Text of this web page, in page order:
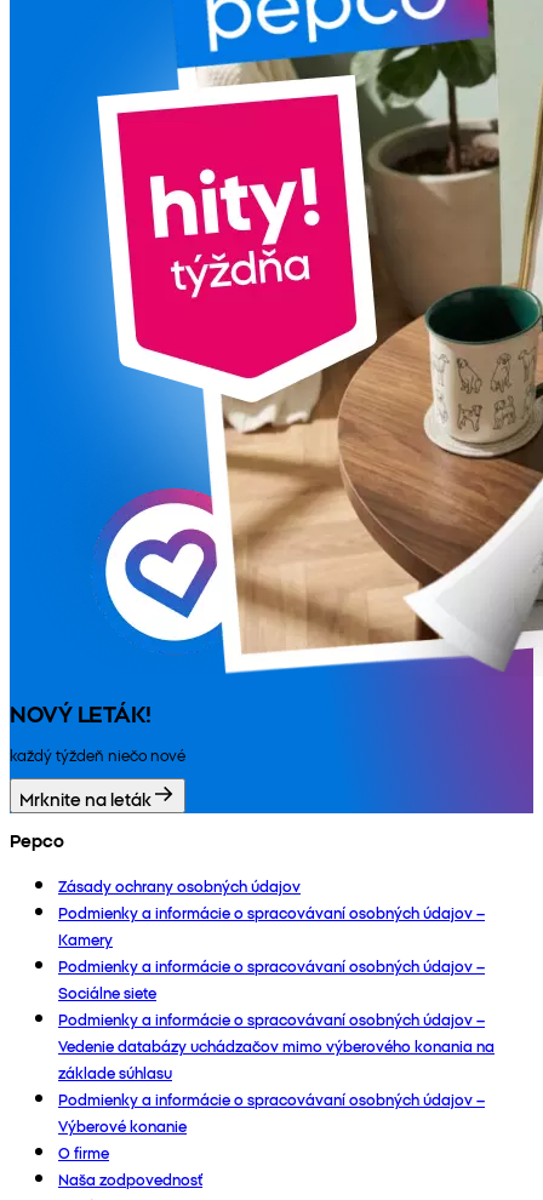
NOVÝ LETÁK!
každý týždeň niečo nové
Mrknite na leták
Pepco
Zásady ochrany osobných údajov
Podmienky a informácie o spracovávaní osobných údajov –
Kamery
Podmienky a informácie o spracovávaní osobných údajov –
Sociálne siete
Podmienky a informácie o spracovávaní osobných údajov –
Vedenie databázy uchádzačov mimo výberového konania na
základe súhlasu
Podmienky a informácie o spracovávaní osobných údajov –
Výberové konanie
O firme
Naša zodpovednosť